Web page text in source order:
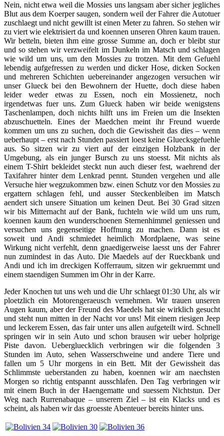
Nein, nicht etwa weil die Mossies uns langsam aber sicher jegliches
Blut aus dem Koerper saugen, sondern weil der Fahrer die Autotuer
zuschlaegt und nicht gewillt ist einen Meter zu fahren. So stehen wir
zu viert wie elektrisiert da und koennen unseren Ohren kaum trauen.
Wir betteln, bieten ihm eine grosse Summe an, doch er bleibt stur
und so stehen wir verzweifelt im Dunkeln im Matsch und schlagen
wie wild um uns, um den Mossies zu trotzen. Mit dem Gefuehl
lebendig aufgefressen zu werden und dicker Hose, dicken Socken
und mehreren Schichten uebereinander angezogen versuchen wir
unser Glueck bei den Bewohnern der Huette, doch diese haben
leider weder etwas zu Essen, noch ein Mossienetz, noch
irgendetwas fuer uns. Zum Glueck haben wir beide wenigstens
Taschenlampen, doch nichts hilft uns im Freien um die Insekten
abzuschuetteln. Eines der Maedchen meint ihr Freund wuerde
kommen um uns zu suchen, doch die Gewissheit das dies – wenn
ueberhaupt – erst nach Stunden passiert loest keine Gluecksgefuehle
aus. So sitzen wir zu viert auf der einzigen Holzbank in der
Umgebung, als ein junger Bursch zu uns stoesst. Mit nichts als
einem T-Shirt bekleidet steckt nun auch dieser fest, waehrend der
Taxifahrer hinter dem Lenkrad pennt. Stunden vergehen und alle
Versuche hier wegzukommen bzw. einen Schutz vor den Mossies zu
ergattern schlagen fehl, und ausser Steckenbleiben im Matsch
aendert sich unsere Situation um keinen Deut. Bei 30 Grad sitzen
wir bis Mitternacht auf der Bank, fuchteln wie wild um uns rum,
koennen kaum den wunderschoenen Sternenhimmel geniessen und
versuchen uns gegenseitige Hoffnung zu machen. Dann ist es
soweit und Andi schmiedet heimlich Mordplaene, was seine
Wirkung nicht verfehlt, denn gnaedigerweise laesst uns der Fahrer
nun zumindest in das Auto. Die Maedels auf der Rueckbank und
Andi und ich im dreckigen Kofferraum, sitzen wir gekruemmt und
einem staendigen Summen im Ohr in der Karre.
Jeder Knochen tut uns weh und die Uhr schlaegt 01:30 Uhr, als wir
ploetzlich ein Motorengeraeusch vernehmen. Wir trauen unseren
Augen kaum, aber der Freund des Maedels hat sie wirklich gesucht
und steht nun mitten in der Nacht vor uns! Mit einem riesigen Jeep
und leckerem Essen, das fair unter uns allen aufgeteilt wird. Schnell
springen wir in sein Auto und schon brausen wir ueber holprige
Piste davon. Uebergluecklich verbringen wir die folgenden 3
Stunden im Auto, sehen Wasserschweine und andere Tiere und
fallen um 5 Uhr morgens in ein Bett. Mit der Gewissheit das
Schlimmste ueberstanden zu haben, koennen wir am naechsten
Morgen so richtig entspannt ausschlafen. Den Tag verbringen wir
mit einem Buch in der Haengematte und suessem Nichtstun. Der
Weg nach Rurrenabaque – unserem Ziel – ist ein Klacks und es
scheint, als haben wir das groesste Abenteuer bereits hinter uns.